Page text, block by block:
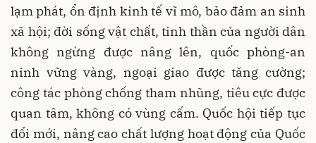
lạm phát, ổn định kinh tế vĩ mô, bảo đảm an sinh
xã hội; đời sống vật chất, tinh thần của người dân
không ngừng được nâng lên, quốc phòng-an
ninh vững vàng, ngoại giao được tăng cường;
công tác phòng chống tham nhũng, tiêu cực được
quan tâm, không có vùng cấm. Quốc hội tiếp tục
đổi mới, nâng cao chất lượng hoạt động của Quốc